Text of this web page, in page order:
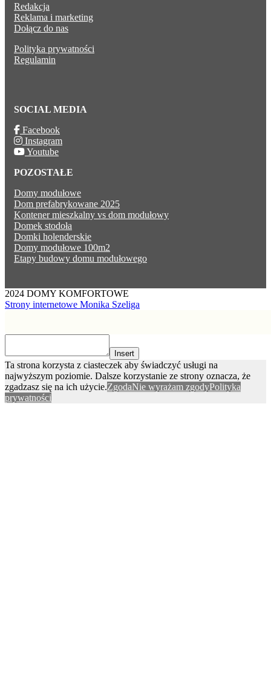
Redakcja
Reklama i marketing
Dołącz do nas
Polityka prywatności
Regulamin
SOCIAL MEDIA
Facebook
Instagram
Youtube
POZOSTAŁE
Domy modułowe
Dom prefabrykowane 2025
Kontener mieszkalny vs dom modułowy
Domek stodoła
Domki holenderskie
Domy modułowe 100m2
Etapy budowy domu modułowego
2024 DOMY KOMFORTOWE
Strony internetowe Monika Szeliga
Insert
Ta strona korzysta z ciasteczek aby świadczyć usługi na
najwyższym poziomie. Dalsze korzystanie ze strony oznacza, że
zgadzasz się na ich użycie.ZgodaNie wyrażam zgodyPolityka
prywatności